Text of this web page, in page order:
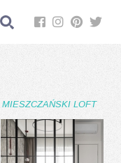
MIESZCZAŃSKI LOFT